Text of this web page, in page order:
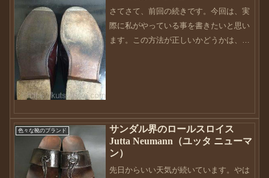
さてさて、前回の続きです。今回は、実
際に私がやっている事を書きたいと思い
ます。この方法が正しいかどうかは、わ
色々な靴のブランド
サンダル界のロールスロイス
Jutta Neumann（ユッタ ニューマ
ン）
先日からいい天気が続いています。やは